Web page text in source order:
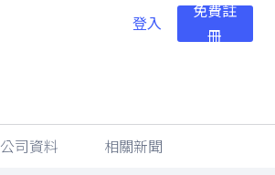
登入
免費註
冊
公司資料 相關新聞